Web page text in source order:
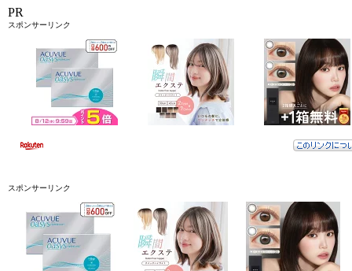
PR
スポンサーリンク
スポンサーリンク